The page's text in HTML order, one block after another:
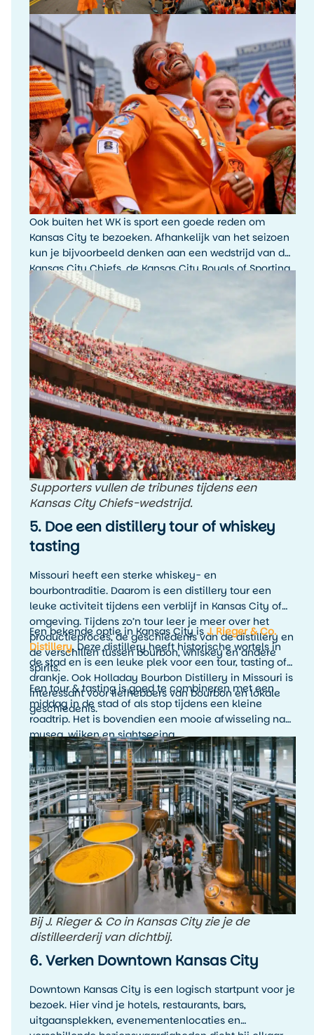
Ook buiten het WK is sport een goede reden om
Kansas City te bezoeken. Afhankelijk van het seizoen
kun je bijvoorbeeld denken aan een wedstrijd van de
Kansas City Chiefs, de Kansas City Royals of Sporting
Kansas City. De sfeer rondom een wedstrijddag, met
fans, tailgating en lokale trots, is typisch Amerikaans.
Supporters vullen de tribunes tijdens een
Kansas City Chiefs-wedstrijd.
5. Doe een distillery tour of whiskey
tasting
Missouri heeft een sterke whiskey- en
bourbontraditie. Daarom is een distillery tour een
leuke activiteit tijdens een verblijf in Kansas City of
omgeving. Tijdens zo’n tour leer je meer over het
productieproces, de geschiedenis van de distillery en
de verschillen tussen bourbon, whiskey en andere
spirits.
Een bekende optie in Kansas City isJ. Rieger & Co.
Distillery. Deze distillery heeft historische wortels in
de stad en is een leuke plek voor een tour, tasting of
drankje. Ook Holladay Bourbon Distillery in Missouri is
interessant voor liefhebbers van bourbon en lokale
geschiedenis.
Een tour & tasting is goed te combineren met een
middag in de stad of als stop tijdens een kleine
roadtrip. Het is bovendien een mooie afwisseling na
musea, wijken en sightseeing.
Bij J. Rieger & Co in Kansas City zie je de
distilleerderij van dichtbij.
6. Verken Downtown Kansas City
Downtown Kansas City is een logisch startpunt voor je
bezoek. Hier vind je hotels, restaurants, bars,
uitgaansplekken, evenementenlocaties en